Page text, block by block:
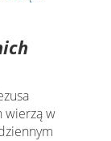
wierzą w